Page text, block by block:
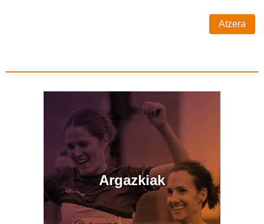
Atzera
Argazkiak